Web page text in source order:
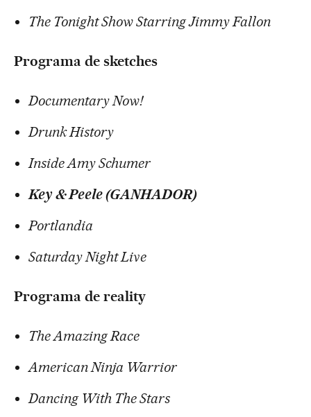
The Tonight Show Starring Jimmy Fallon
Programa de sketches
Documentary Now!
Drunk History
Inside Amy Schumer
Key & Peele (GANHADOR)
Portlandia
Saturday Night Live
Programa de reality
The Amazing Race
American Ninja Warrior
Dancing With The Stars